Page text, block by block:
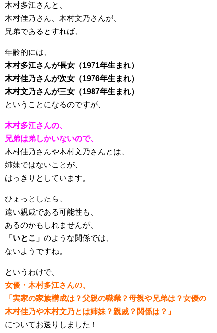
木村多江さんと、
木村佳乃さん、木村文乃さんが、
兄弟であるとすれば、
年齢的には、
木村多江さんが長女（1971年生まれ）
木村佳乃さんが次女（1976年生まれ）
木村文乃さんが三女（1987年生まれ）
ということになるのですが、
木村多江さんの、
兄弟は弟しかいないので、
木村佳乃さんや木村文乃さんとは、
姉妹ではないことが、
はっきりとしています。
ひょっとしたら、
遠い親戚である可能性も、
あるのかもしれませんが、
「いとこ」 のような関係では、
ないようですね。
というわけで、
女優・木村多江さんの、
「実家の家族構成は？父親の職業？母親や兄弟は？女優の
木村佳乃や木村文乃とは姉妹？親戚？関係は？」
についてお送りしました！